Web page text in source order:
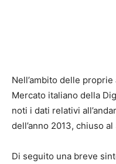
Nell’ambito delle
Mercato italiano della
noti i dati relativi
dell’anno 2013, chiuso al
Di seguito una breve